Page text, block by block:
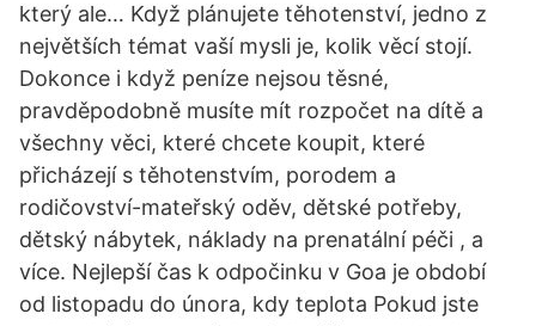
který ale… Když plánujete těhotenství, jedno z
největších témat vaší mysli je, kolik věcí stojí.
Dokonce i když peníze nejsou těsné,
pravděpodobně musíte mít rozpočet na dítě a
všechny věci, které chcete koupit, které
přicházejí s těhotenstvím, porodem a
rodičovství-mateřský oděv, dětské potřeby,
dětský nábytek, náklady na prenatální péči , a
více. Nejlepší čas k odpočinku v Goa je období
od listopadu do února, kdy teplota Pokud jste